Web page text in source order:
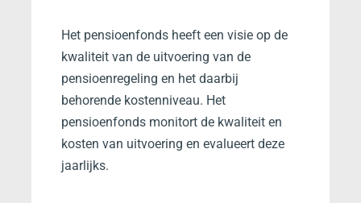
Het pensioenfonds heeft een visie op de
kwaliteit van de uitvoering van de
pensioenregeling en het daarbij
behorende kostenniveau. Het
pensioenfonds monitort de kwaliteit en
kosten van uitvoering en evalueert deze
jaarlijks.